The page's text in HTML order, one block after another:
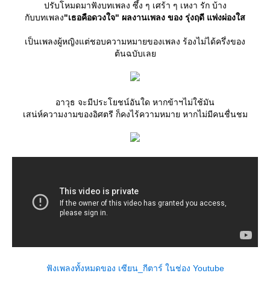
ปรับโหมดมาฟังบทเพลง ซึ้ง ๆ เศร้า ๆ เหงา รัก บ้าง
กับบทเพลง"เธอคือดวงใจ" ผลงานเพลง ของ รุ่งฤดี แพ่งผ่องใส
เป็นเพลงผู้หญิงแต่ชอบความหมายของเพลง ร้องไม่ได้ครึ่งของ
ต้นฉบับเล
อาวุธ จะมีประโยชน์อันใด หากข้าฯไม่ใช้มัน
เสน่ห์ความงามของอิศตรี ก็คงไร้ความหมาย หากไม่มีคนชื่นชม
ฟังเพลงทั้งหมดของ เซียน_กีตาร์ ในช่อง Youtube